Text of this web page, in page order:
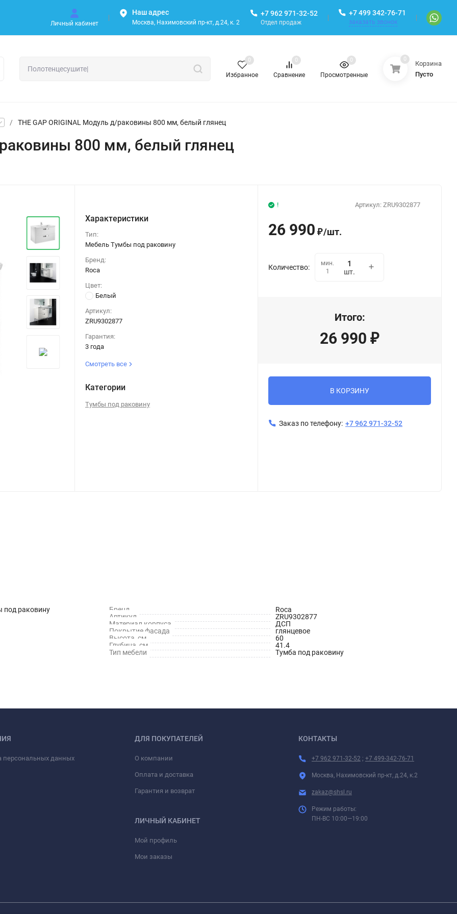
Личный кабинет
Наш адрес
Москва, Нахимовский пр-кт, д.24, к. 2
+7 962 971-32-52
Отдел продаж
+7 499 342-76-71
заказать звонок
Избранное
0
Сравнение
0
Просмотренные
0 0
Корзина
Пусто
/ THE GAP ORIGINAL Модуль д/раковины 800 мм, белый глянец
800 мм, белый глянец
Характеристики
Тип:
Мебель Тумбы под раковину
Бренд:
Roca
Цвет:
Белый
Артикул:
ZRU9302877
Гарантия:
3 года
Смотреть все
Категории
Тумбы под раковину
Артикул: ZRU9302877
!
26 990 ₽/шт.
Количество:
мин.
1
шт.
Итого:
26 990 ₽
В КОРЗИНУ
Заказ по телефону: +7 962 971-32-52
под раковину Бренд
Roca
Артикул
ZRU9302877
Материал корпуса
ДСП
Покрытие фасада
глянцевое
Высота, см
60
Глубина, см
41.4
Тип мебели
Тумба под раковину
персональных данных
ДЛЯ ПОКУПАТЕЛЕЙ
О компании
Оплата и доставка
Гарантия и возврат
ЛИЧНЫЙ КАБИНЕТ
Мой профиль
Мои заказы
КОНТАКТЫ
+7 962 971-32-52 ; +7 499-342-76-71
Москва, Нахимовский пр-кт, д.24, к.2
zakaz@shsl.ru
Режим работы:
ПН-ВС 10:00—19:00